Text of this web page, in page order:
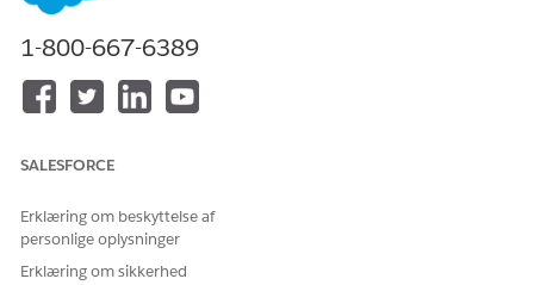
til den løste postkasse og behandler dem ikke til automatisk
svarstyring, uden for kontoret-håndtering eller
opsigelsesbehandling. Brug Svarmailstyring, når din
organisation kræver centraliseret håndtering af mailsvar.
UnderAfsenderindstillinger
Hvis du bliver bedt om det, skal du tilføje og bekræfte et
autoriseret maildomæne
UnderVisningsnavn
1-800-667-6389
SALESFORCE
Erklæring om beskyttelse af
personlige oplysninger
Erklæring om sikkerhed